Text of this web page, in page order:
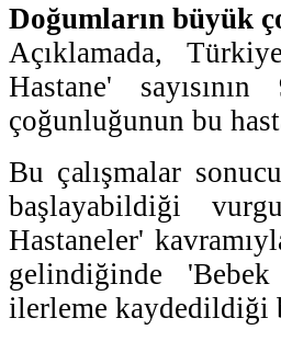
Doğumların büyük
Açıklamada,
Hastane'
çoğunluğunun bu
Bu çalışmalar
başlayabildiği
Hastaneler'
gelindiğinde
ilerleme